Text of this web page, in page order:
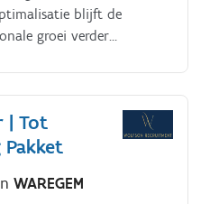
blijft de
groei verder
| Tot
WAREGEM